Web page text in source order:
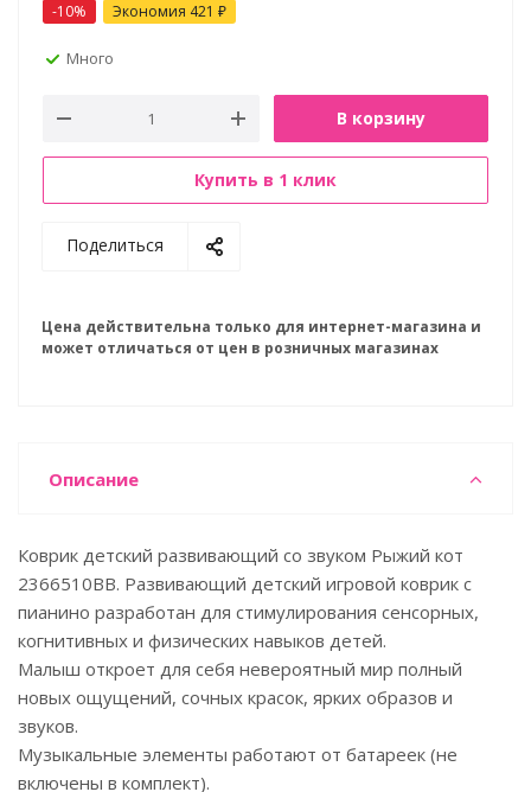
-10% Экономия 421 ₽
Много
В корзину
Купить в 1 клик
Поделиться
Цена действительна только для интернет-магазина и
может отличаться от цен в розничных магазинах
Описание
Коврик детский развивающий со звуком Рыжий кот
2366510BB. Развивающий детский игровой коврик с
пианино разработан для стимулирования сенсорных,
когнитивных и физических навыков детей.
Малыш откроет для себя невероятный мир полный
новых ощущений, сочных красок, ярких образов и
звуков.
Музыкальные элементы работают от батареек (не
включены в комплект).